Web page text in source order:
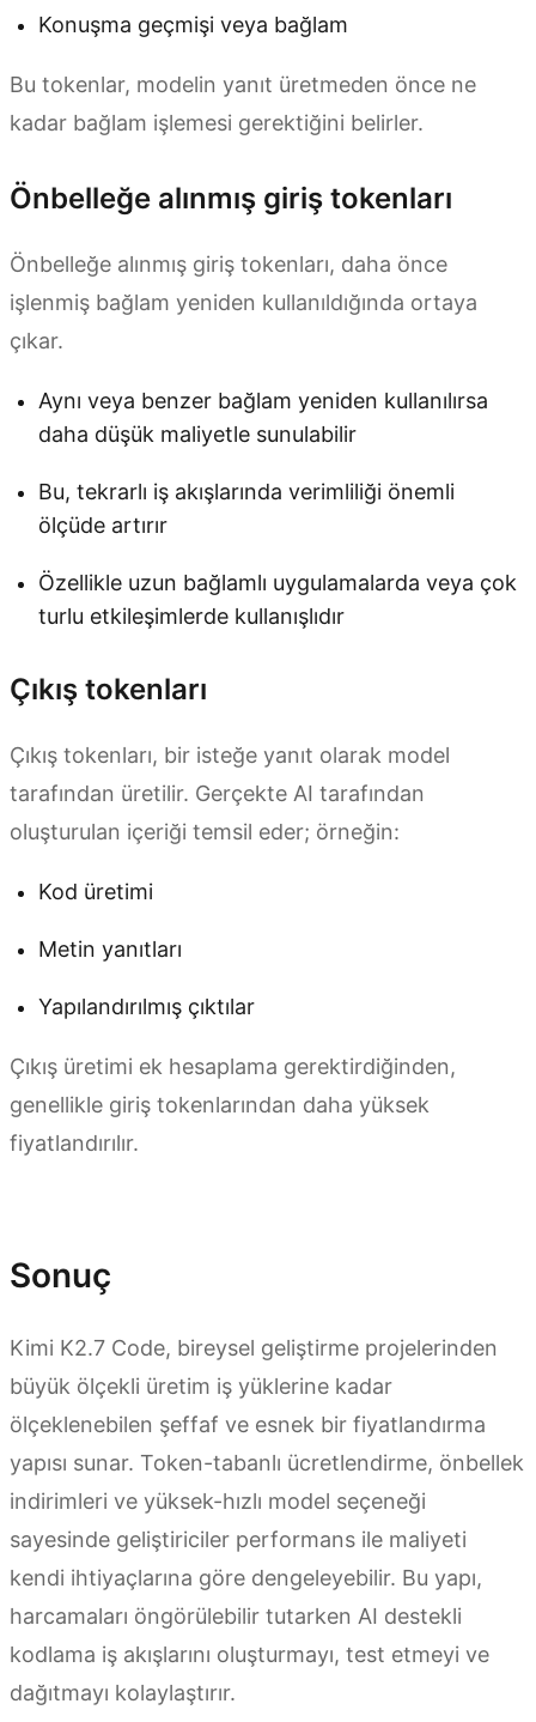
Konuşma geçmişi veya bağlam
Bu tokenlar, modelin yanıt üretmeden önce ne
kadar bağlam işlemesi gerektiğini belirler.
Önbelleğe alınmış giriş tokenları
Önbelleğe alınmış giriş tokenları, daha önce
işlenmiş bağlam yeniden kullanıldığında ortaya
çıkar.
Aynı veya benzer bağlam yeniden kullanılırsa
daha düşük maliyetle sunulabilir
Bu, tekrarlı iş akışlarında verimliliği önemli
ölçüde artırır
Özellikle uzun bağlamlı uygulamalarda veya çok
turlu etkileşimlerde kullanışlıdır
Çıkış tokenları
Çıkış tokenları, bir isteğe yanıt olarak model
tarafından üretilir. Gerçekte AI tarafından
oluşturulan içeriği temsil eder; örneğin:
Kod üretimi
Metin yanıtları
Yapılandırılmış çıktılar
Çıkış üretimi ek hesaplama gerektirdiğinden,
genellikle giriş tokenlarından daha yüksek
fiyatlandırılır.
Sonuç
Kimi K2.7 Code, bireysel geliştirme projelerinden
büyük ölçekli üretim iş yüklerine kadar
ölçeklenebilen şeffaf ve esnek bir fiyatlandırma
yapısı sunar. Token-tabanlı ücretlendirme, önbellek
indirimleri ve yüksek-hızlı model seçeneği
sayesinde geliştiriciler performans ile maliyeti
kendi ihtiyaçlarına göre dengeleyebilir. Bu yapı,
harcamaları öngörülebilir tutarken AI destekli
kodlama iş akışlarını oluşturmayı, test etmeyi ve
dağıtmayı kolaylaştırır.